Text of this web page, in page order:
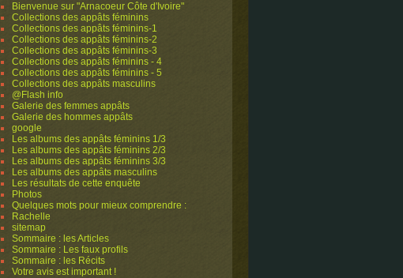
Bienvenue sur "Arnacoeur Côte d'Ivoire"
Collections des appâts féminins
Collections des appâts féminins-1
Collections des appâts féminins-2
Collections des appâts féminins-3
Collections des appâts féminins - 4
Collections des appâts féminins - 5
Collections des appâts masculins
@Flash info
Galerie des femmes appâts
Galerie des hommes appâts
google
Les albums des appâts féminins 1/3
Les albums des appâts féminins 2/3
Les albums des appâts féminins 3/3
Les albums des appâts masculins
Les résultats de cette enquête
Photos
Quelques mots pour mieux comprendre :
Rachelle
sitemap
Sommaire : les Articles
Sommaire : Les faux profils
Sommaire : les Récits
Votre avis est important !